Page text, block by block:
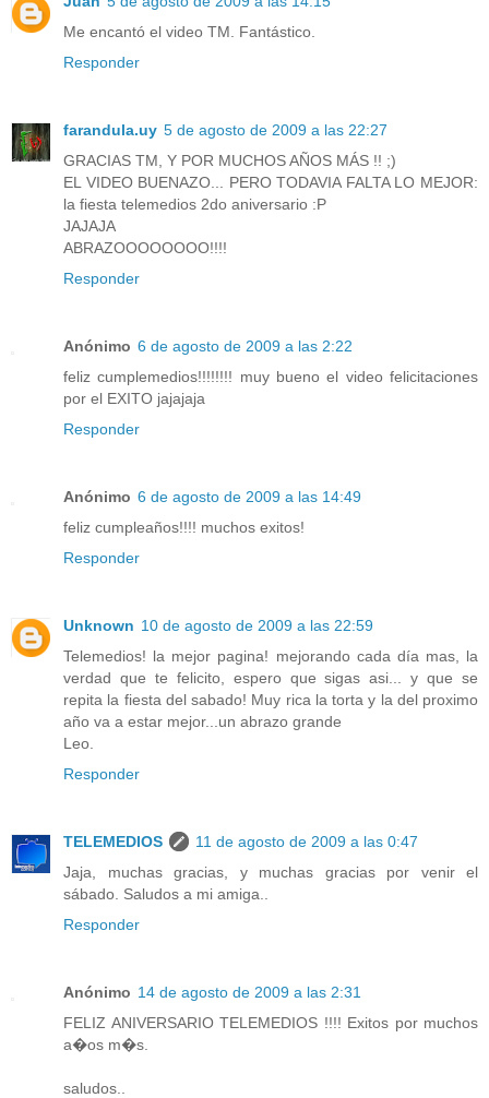
Me encantó el video TM. Fantástico.
Responder
farandula.uy 5 de agosto de 2009 a las 22:27
GRACIAS TM, Y POR MUCHOS AÑOS MÁS !! ;)
EL VIDEO BUENAZO... PERO TODAVIA FALTA LO MEJOR:
la fiesta telemedios 2do aniversario :P
JAJAJA
ABRAZOOOOOOOO!!!!
Responder
Anónimo 6 de agosto de 2009 a las 2:22
feliz cumplemedios!!!!!!!! muy bueno el video felicitaciones
por el EXITO jajajaja
Responder
Anónimo 6 de agosto de 2009 a las 14:49
feliz cumpleaños!!!! muchos exitos!
Responder
Unknown 10 de agosto de 2009 a las 22:59
Telemedios! la mejor pagina! mejorando cada día mas, la
verdad que te felicito, espero que sigas asi... y que se
repita la fiesta del sabado! Muy rica la torta y la del proximo
año va a estar mejor...un abrazo grande
Leo.
Responder
TELEMEDIOS
11 de agosto de 2009 a las 0:47
Jaja, muchas gracias, y muchas gracias por venir el
sábado. Saludos a mi amiga..
Responder
Anónimo 14 de agosto de 2009 a las 2:31
FELIZ ANIVERSARIO TELEMEDIOS !!!! Exitos por muchos
a�os m�s.
saludos..